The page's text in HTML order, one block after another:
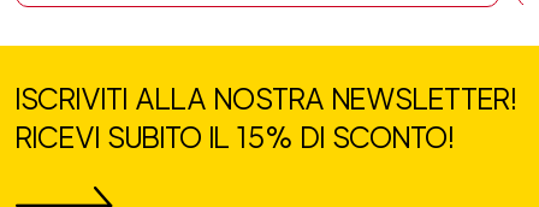
ISCRIVITI ALLA NOSTRA NEWSLETTER!
RICEVI SUBITO IL 15% DI SCONTO!